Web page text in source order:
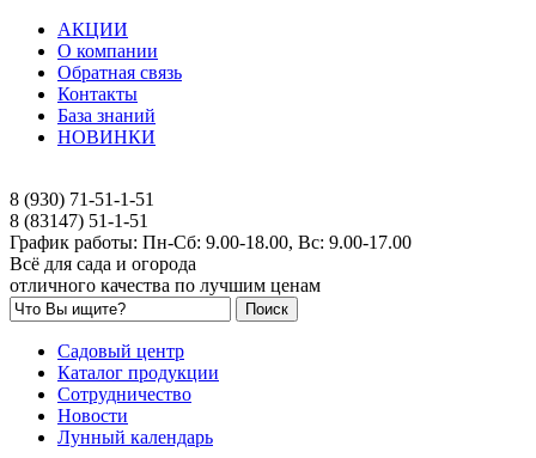
АКЦИИ
О компании
Обратная связь
Контакты
База знаний
НОВИНКИ
8 (930) 71-51-1-51
8 (83147) 51-1-51
График работы: Пн-Сб: 9.00-18.00, Вс: 9.00-17.00
Всё для сада и огорода
отличного качества по лучшим ценам
Садовый центр
Каталог продукции
Сотрудничество
Новости
Лунный календарь